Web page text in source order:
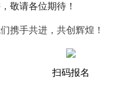
敬请各位期待！
携手共进，共创辉煌！
扫码报名